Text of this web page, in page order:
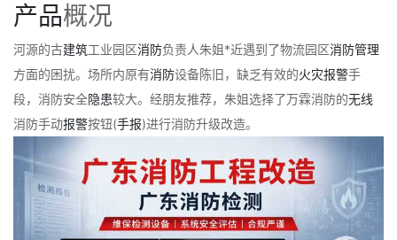
产品概况
河源的古建筑工业园区消防负责人朱姐*近遇到了物流园区消防管理
方面的困扰。场所内原有消防设备陈旧，缺乏有效的火灾报警手
段，消防安全隐患较大。经朋友推荐，朱姐选择了万霖消防的无线
消防手动报警按钮(手报)进行消防升级改造。